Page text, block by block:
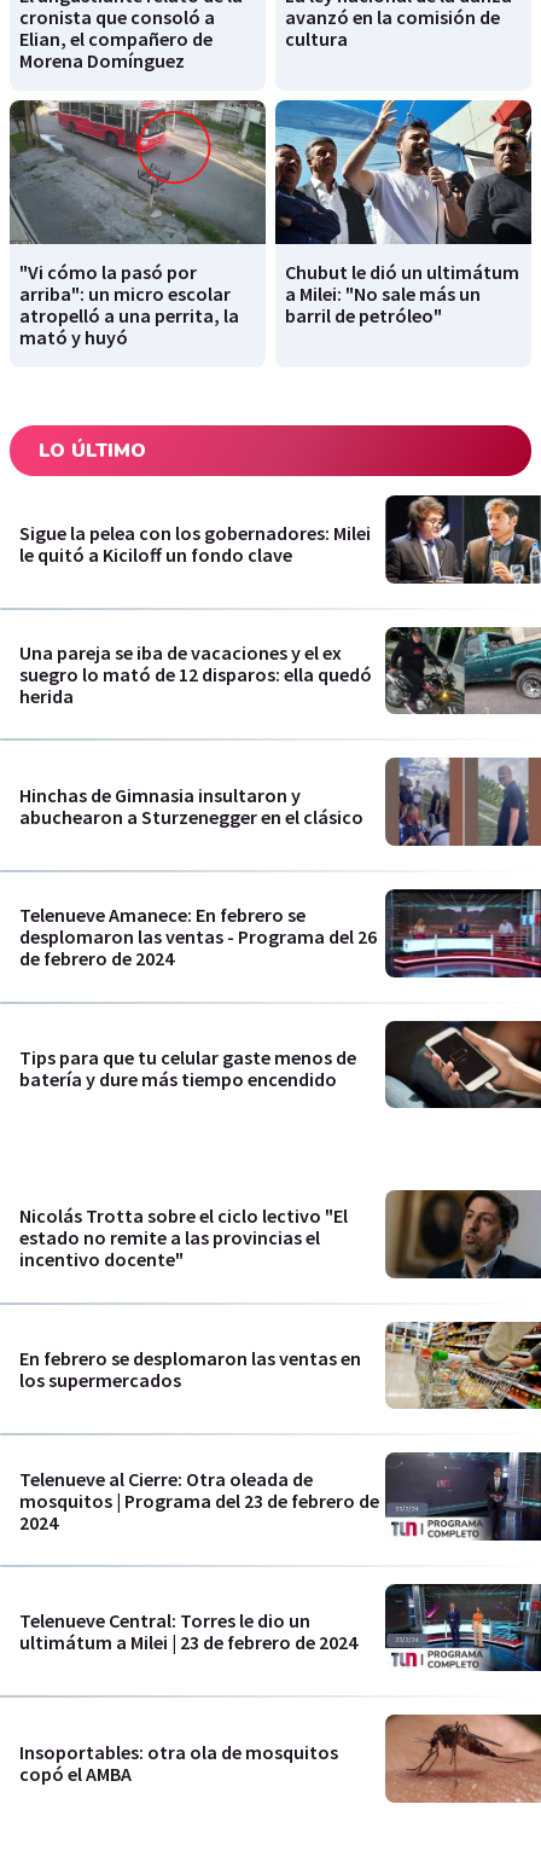
cronista que consoló a
Elian, el compañero de
Morena Domínguez
avanzó en la comisión de
cultura
"Vi cómo la pasó por
arriba": un micro escolar
atropelló a una perrita, la
mató y huyó
Chubut le dió un ultimátum
a Milei: "No sale más un
barril de petróleo"
LO ÚLTIMO
Sigue la pelea con los gobernadores: Milei
le quitó a Kiciloff un fondo clave
Una pareja se iba de vacaciones y el ex
suegro lo mató de 12 disparos: ella quedó
herida
Hinchas de Gimnasia insultaron y
abuchearon a Sturzenegger en el clásico
Telenueve Amanece: En febrero se
desplomaron las ventas - Programa del 26
de febrero de 2024
Tips para que tu celular gaste menos de
batería y dure más tiempo encendido
Nicolás Trotta sobre el ciclo lectivo "El
estado no remite a las provincias el
incentivo docente"
En febrero se desplomaron las ventas en
los supermercados
Telenueve al Cierre: Otra oleada de
mosquitos | Programa del 23 de febrero de
2024
Telenueve Central: Torres le dio un
ultimátum a Milei | 23 de febrero de 2024
Insoportables: otra ola de mosquitos
copó el AMBA